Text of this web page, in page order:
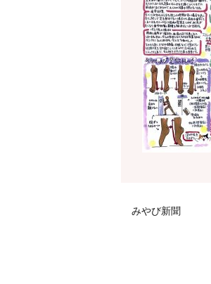
みやび新聞